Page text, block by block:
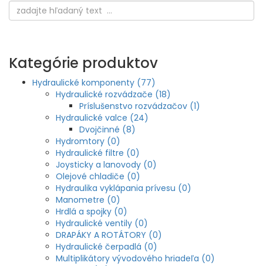
Kategórie produktov
Hydraulické komponenty (77)
Hydraulické rozvádzače (18)
Príslušenstvo rozvádzačov (1)
Hydraulické valce (24)
Dvojčinné (8)
Hydromtory (0)
Hydraulické filtre (0)
Joysticky a lanovody (0)
Olejové chladiče (0)
Hydraulika vyklápania prívesu (0)
Manometre (0)
Hrdlá a spojky (0)
Hydraulické ventily (0)
DRAPÁKY A ROTÁTORY (0)
Hydraulické čerpadlá (0)
Multiplikátory vývodového hriadeľa (0)